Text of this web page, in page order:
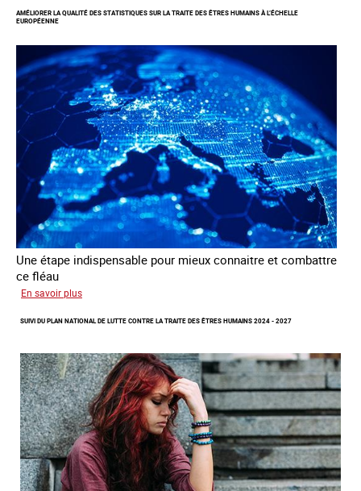
clients
la
traite
à
des
fins
d’exploitation
sexuelle
AMÉLIORER LA QUALITÉ DES STATISTIQUES SUR LA TRAITE DES ÊTRES HUMAINS À L’ÉCHELLE
EUROPÉENNE
Une étape indispensable pour mieux connaitre et combattre
ce fléau
En savoir plus
la
des
statistiques
sur
la
traite
des
êtres
humains
à
SUIVI DU PLAN NATIONAL DE LUTTE CONTRE LA TRAITE DES ÊTRES HUMAINS 2024 - 2027